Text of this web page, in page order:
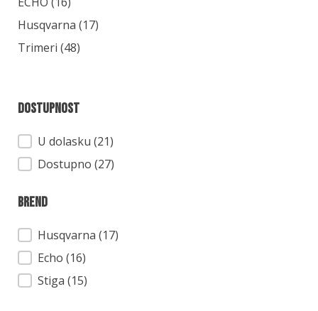
Husqvarna (17)
Trimeri (48)
Dostupnost
Dostupnost
U dolasku (21)
Dostupno (27)
Brend
BrendHusqvarna (17)
Echo (16)
Stiga (15)